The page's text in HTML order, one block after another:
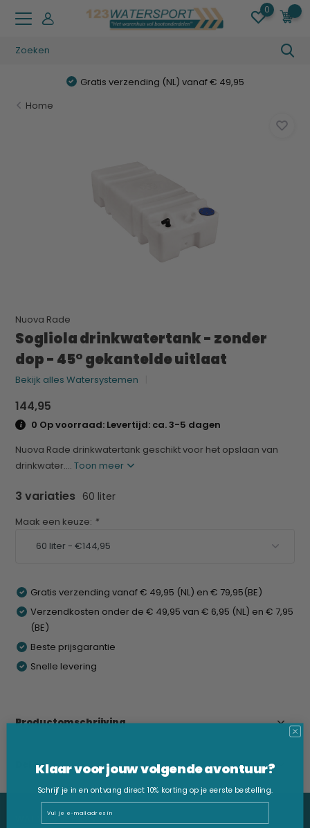
0
Gratis verzending (NL) vanaf € 49,95
Home
Nuova Rade
Sogliola drinkwatertank - zonder
dop - 45° gekantelde uitlaat
Bekijk alles Watersystemen
144,95
0 Op voorraad: Levertijd: ca. 3-5 dagen
Nuova Rade drinkwatertank geschikt voor het opslaan van
drinkwater....Toon meer
3 variaties 60 liter
Maak een keuze: *
Gratis verzending vanaf € 49,95 (NL) en € 79,95(BE)
Verzendkosten onder de € 49,95 van € 6,95 (NL) en € 7,95
(BE)
Beste prijsgarantie
Snelle levering
Productomschrijving
Delen
WAT VIND JE HIERVAN?
Klaar voor jouw volgende avontuur?
Schrijf je in en ontvang direct 10% korting op je eerste bestelling.